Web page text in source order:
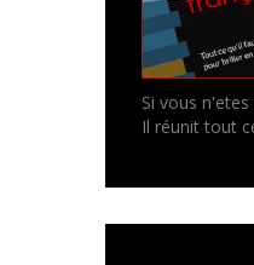
Si vous
Il réunit tout